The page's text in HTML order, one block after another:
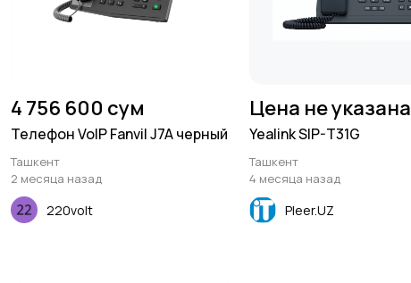
4 756 600 сум
Телефон VoIP Fanvil J7A черный
Ташкент
2 месяца назад
220volt
Цена не указана
Yealink SIP-T31G
Ташкент
4 месяца назад
Pleer.UZ